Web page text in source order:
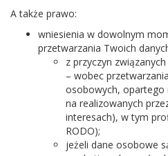
A także prawo:
wniesienia w dowolnym
przetwarzania Twoich
z przyczyn
– wobec
osobowych, opartego
na realizowanych
interesach), w tym
RODO);
jeżeli dane osobowe